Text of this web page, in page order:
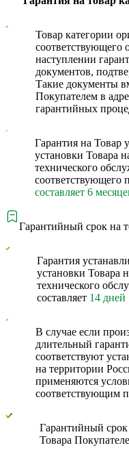
Товар категории
соответствующего
наступлении
документов,
Такие документы
Покупателем в
гарантийных
Гарантия на Товар
установки Товара
технического
соответствующего
составляет 6
Гарантийный срок на
Гарантия
установки Товара
технического
составляет 14 дней
В случае если
длительный
соответствуют
на территории
применяются
соответствующим
Гарантийный срок
Товара